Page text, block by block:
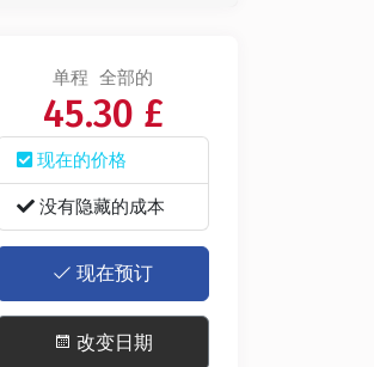
单程 全部的
45.30 £
现在的价格
没有隐藏的成本
现在预订
改变日期